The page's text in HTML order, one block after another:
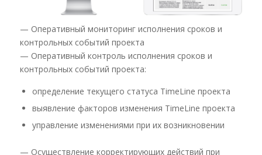
— Оперативный мониторинг исполнения сроков и
контрольных событий проекта
— Оперативный контроль исполнения сроков и
контрольных событий проекта:
определение текущего статуса TimeLine проекта
выявление факторов изменения TimeLine проекта
управление изменениями при их возникновении
— Осуществление корректирующих действий при